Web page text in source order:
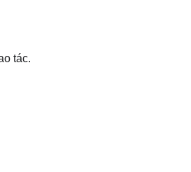
tác.